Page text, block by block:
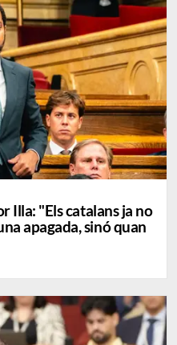
Illa: "Els catalans ja no
apagada, sinó quan